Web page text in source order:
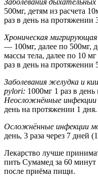
Заболевания
500мг, детям из расчета
раз в день на протяжении
Хроническая
— 100мг, далее по 500мг,
массы тела, далее по 10
раз в день на протяжении
Заболевания желудка и
pylori: 1000мг 1 раз в
Неосложнённые
день на протяжении 1 дня.
Осложнённые инфекции
день, 3 раза через 7 дней
Лекарство лучше
пить Сумамед за 60 минут
после приёма пищи.